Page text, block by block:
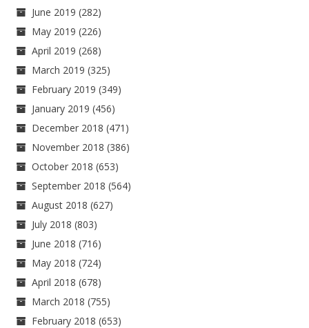
June 2019 (282)
May 2019 (226)
April 2019 (268)
March 2019 (325)
February 2019 (349)
January 2019 (456)
December 2018 (471)
November 2018 (386)
October 2018 (653)
September 2018 (564)
August 2018 (627)
July 2018 (803)
June 2018 (716)
May 2018 (724)
April 2018 (678)
March 2018 (755)
February 2018 (653)